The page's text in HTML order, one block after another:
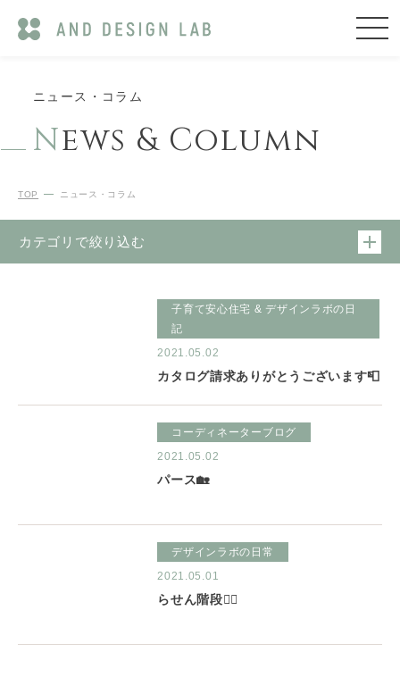
ニュース・コラム
News & Column
TOP ニュース・コラム
カテゴリで絞り込む
2021.05.02
子育て安心住宅 & デザインラボの日
記
カタログ請求ありがとうございます📮
2021.05.02
コーディネーターブログ
パース🏡
2021.05.01
デザインラボの日常
らせん階段🚶‍♂